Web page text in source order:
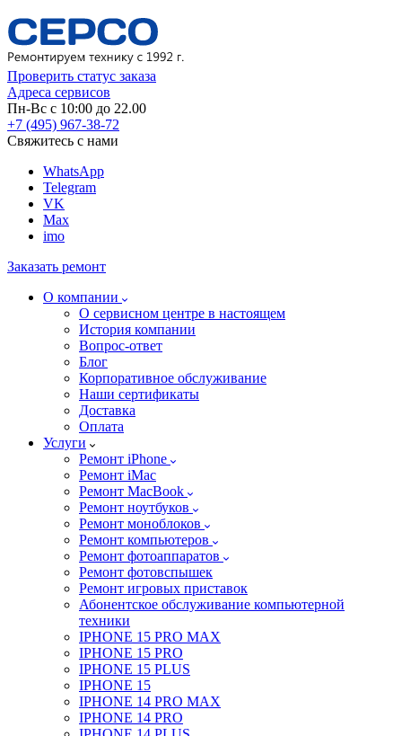
Проверить статус заказа
Адреса сервисов
Пн-Вс с 10:00 до 22.00
+7 (495) 967-38-72
Свяжитесь с нами
WhatsApp
Telegram
VK
Max
imo
Заказать ремонт
О компании
О сервисном центре в настоящем
История компании
Вопрос-ответ
Блог
Корпоративное обслуживание
Наши сертификаты
Доставка
Оплата
Услуги
Ремонт iPhone
Ремонт iMac
Ремонт MacBook
Ремонт ноутбуков
Ремонт моноблоков
Ремонт компьютеров
Ремонт фотоаппаратов
Ремонт фотовспышек
Ремонт игровых приставок
Абонентское обслуживание компьютерной
техники
IPHONE 15 PRO MAX
IPHONE 15 PRO
IPHONE 15 PLUS
IPHONE 15
IPHONE 14 PRO MAX
IPHONE 14 PRO